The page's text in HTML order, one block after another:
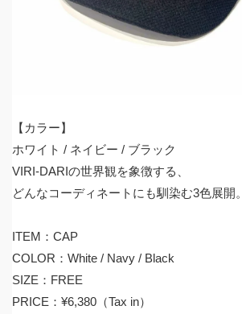
【カラー】
ホワイト / ネイビー / ブラック
VIRI-DARIの世界観を象徴する、
どんなコーディネートにも馴染む3色展開。
ITEM：CAP
COLOR：White / Navy / Black
SIZE：FREE
PRICE：¥6,380（Tax in）